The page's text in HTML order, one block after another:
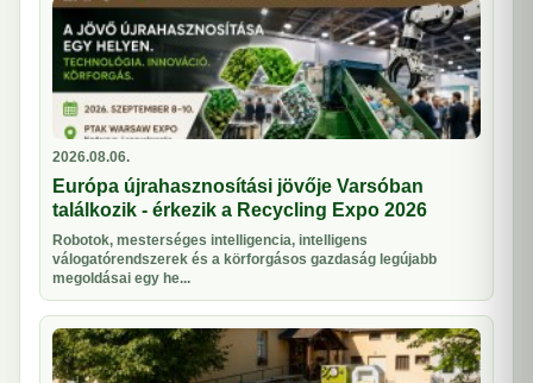
2026.08.06.
Európa újrahasznosítási jövője Varsóban
találkozik - érkezik a Recycling Expo 2026
Robotok, mesterséges intelligencia, intelligens
válogatórendszerek és a körforgásos gazdaság legújabb
megoldásai egy he...